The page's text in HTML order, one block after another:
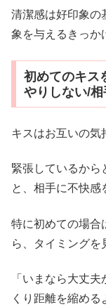
清潔感は好印象の
象を与えるきっか
初めてのキス
やりしない/
キスはお互いの気
緊張しているから
と、相手に不快感
特に初めての場合
ら、タイミングを
「いまなら大丈
くり距離を縮める